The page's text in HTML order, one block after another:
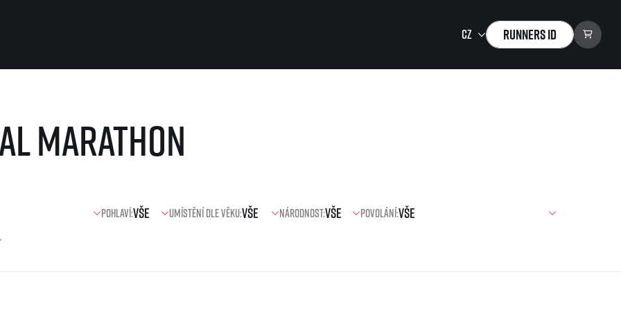
Runners ID
Pro závodníky
Pravidla a všeobecné informace
Reklamace výsledků
Pro veřejnost
Masáže
Marathon
Pohlaví: Umístění dle věku: Národnost:
Povolání: